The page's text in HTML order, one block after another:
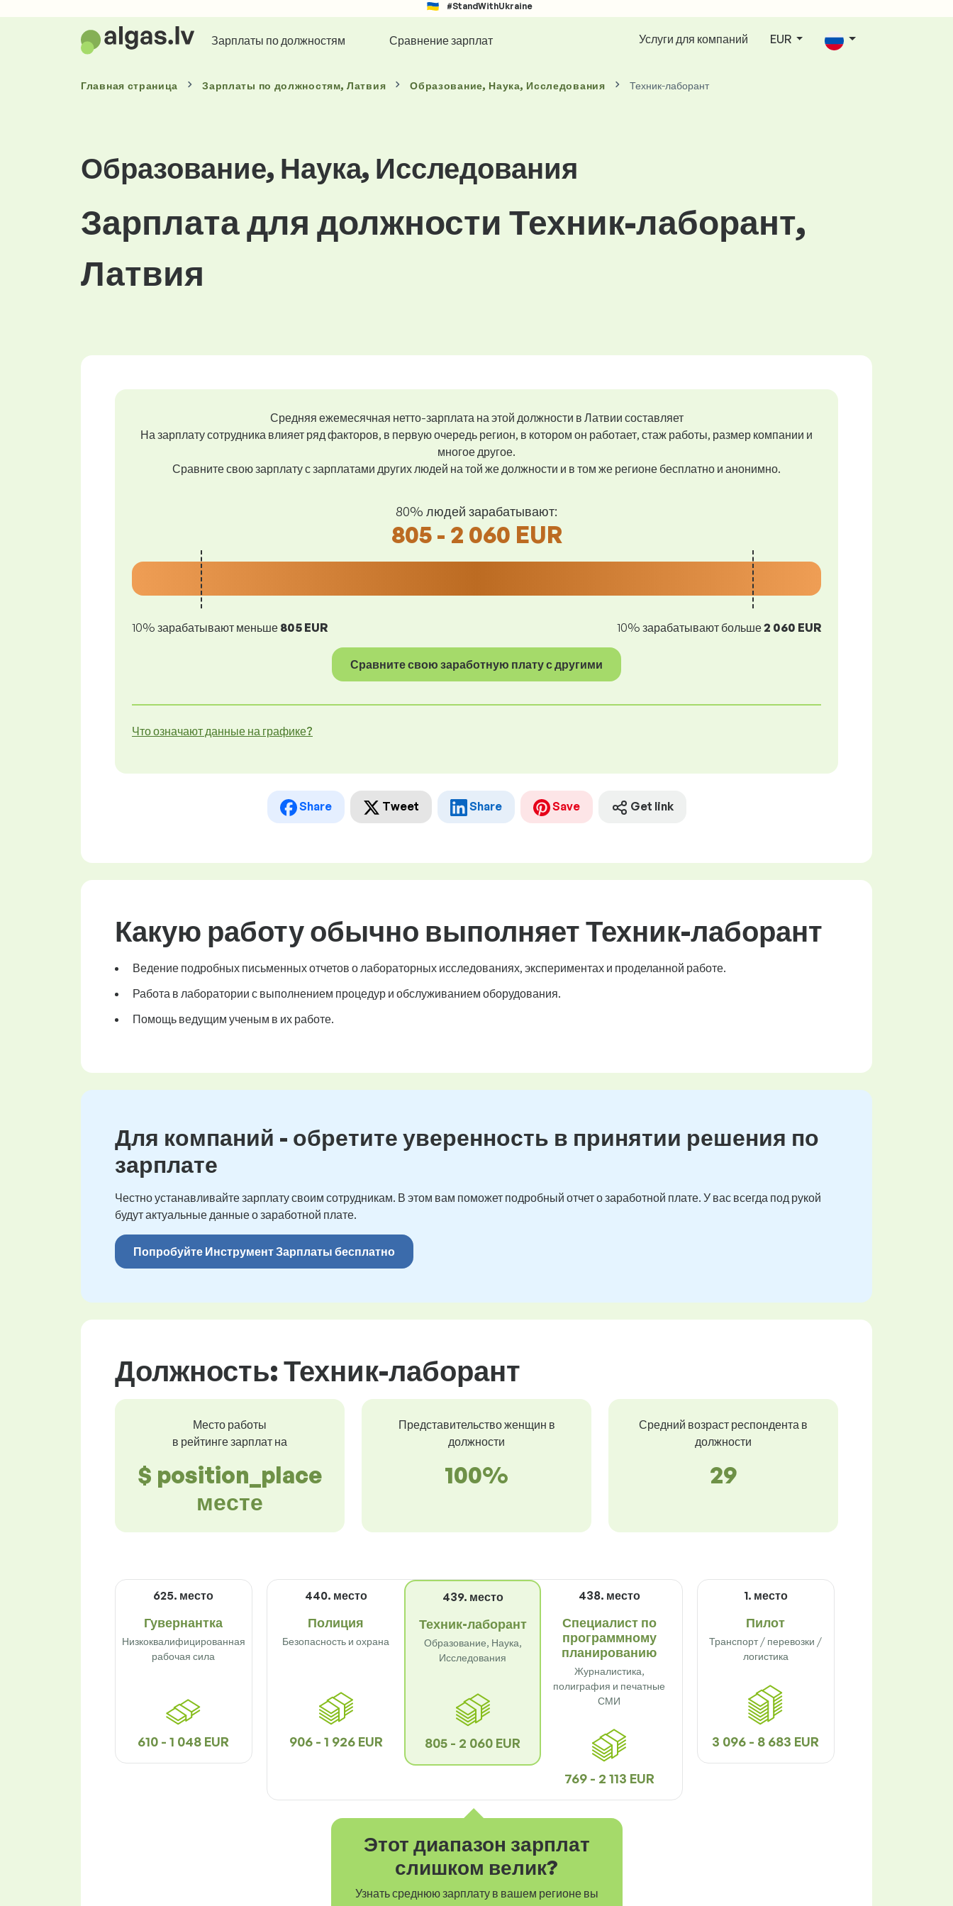
#StandWithUkraine
Зарплаты по должностям Сравнение зарплат Услуги для компаний EUR
Главная страница Зарплаты по должностям, Латвия Образование, Наука, Исследования Техник-лаборант
Образование, Наука, Исследования
Зарплата для должности Техник-лаборант,
Латвия
Средняя ежемесячная нетто-зарплата на этой должности в Латвии составляет
На зарплату сотрудника влияет ряд факторов, в первую очередь регион, в котором он работает, стаж работы, размер компании и
многое другое.
Сравните свою зарплату с зарплатами других людей на той же должности и в том же регионе бесплатно и анонимно.
80% людей зарабатывают:
805 - 2 060 EUR
10% зарабатывают меньше 805 EUR 10% зарабатывают больше2 060 EUR
Сравните свою заработную плату с другими
Что означают данные на графике?
Share Tweet Share Save Get link
Какую работу обычно выполняет Техник-лаборант
Ведение подробных письменных отчетов о лабораторных исследованиях, экспериментах и проделанной работе.
Работа в лаборатории с выполнением процедур и обслуживанием оборудования.
Помощь ведущим ученым в их работе.
Для компаний - обретите уверенность в принятии решения по
зарплате
Честно устанавливайте зарплату своим сотрудникам. В этом вам поможет подробный отчет о заработной плате. У вас всегда под рукой
будут актуальные данные о заработной плате.
Попробуйте Инструмент Зарплаты бесплатно
Должность: Техник-лаборант
Место работы
в рейтинге зарплат на
$ position_place
месте
Представительство женщин в
должности
100%
Средний возраст респондента в
должности
29
625. место
Гувернантка
Низкоквалифицированная
рабочая сила
610 - 1 048 EUR
440. место
Полиция
Безопасность и охрана
906 - 1 926 EUR
439. место
Техник-лаборант
Образование, Наука,
Исследования
805 - 2 060 EUR
438. место
Специалист по
программному
планированию
Журналистика,
полиграфия и печатные
СМИ
769 - 2 113 EUR
1. место
Пилот
Транспорт / перевозки /
логистика
3 096 - 8 683 EUR
Этот диапазон зарплат
слишком велик?
Узнать среднюю зарплату в вашем регионе вы